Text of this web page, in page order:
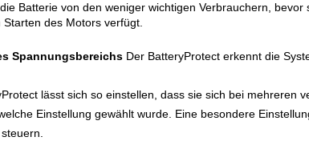
Batterie von den weniger wichtigen Verbrauchern,
des Motors verfügt.
SpannungsbereichsDer BatteryProtect erkennt die
lässt sich so einstellen, dass sie sich bei mehreren
Einstellung gewählt wurde. Eine besondere